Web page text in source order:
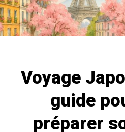
Voyage
guide
préparer